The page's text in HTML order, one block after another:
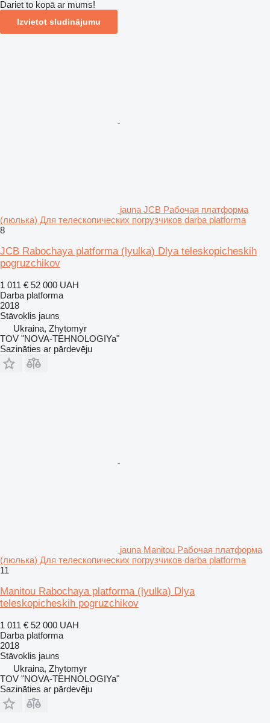
Dariet to kopā ar mums!
Izvietot sludinājumu
jauna JCB Рабочая платформа
(люлька) Для телескопических погрузчиков darba platforma
8
JCB Rabochaya platforma (lyulka) Dlya teleskopicheskih
pogruzchikov
1 011 € 52 000 UAH
Darba platforma
2018
Stāvoklis jauns
Ukraina, Zhytomyr
TOV "NOVA-TEHNOLOGIYa"
Sazināties ar pārdevēju
jauna Manitou Рабочая платформа
(люлька) Для телескопических погрузчиков darba platforma
11
Manitou Rabochaya platforma (lyulka) Dlya
teleskopicheskih pogruzchikov
1 011 € 52 000 UAH
Darba platforma
2018
Stāvoklis jauns
Ukraina, Zhytomyr
TOV "NOVA-TEHNOLOGIYa"
Sazināties ar pārdevēju